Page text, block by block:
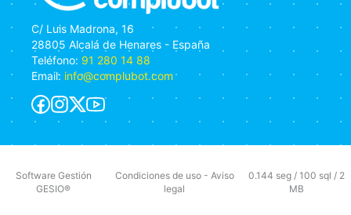
C/ Luis Madrona, 16
28805 Alcalá de Henares - España
Teléfono: 91 280 14 88
Email: info@complubot.com
Software Gestión
GESIO®
Condiciones de uso- Aviso
legal
0.144 seg / 100 sql / 2
MB